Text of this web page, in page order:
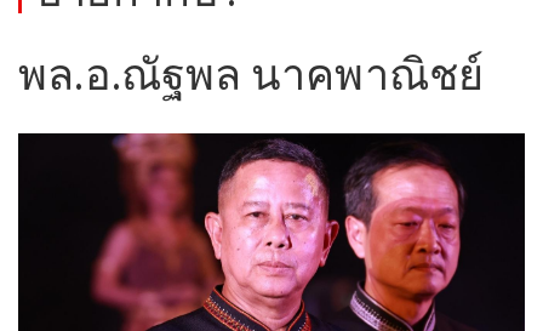
พล.อ.ณัฐพล นาคพาณิชย์